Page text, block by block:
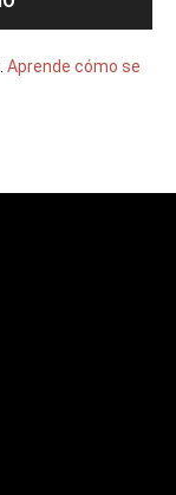
Aprende cómo se